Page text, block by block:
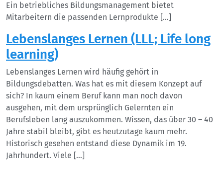
Ein betriebliches Bildungsmanagement bietet
Mitarbeitern die passenden Lernprodukte […]
Lebenslanges Lernen (LLL; Life long
learning)
Lebenslanges Lernen wird häufig gehört in
Bildungsdebatten. Was hat es mit diesem Konzept auf
sich? In kaum einem Beruf kann man noch davon
ausgehen, mit dem ursprünglich Gelernten ein
Berufsleben lang auszukommen. Wissen, das über 30 – 40
Jahre stabil bleibt, gibt es heutzutage kaum mehr.
Historisch gesehen entstand diese Dynamik im 19.
Jahrhundert. Viele […]